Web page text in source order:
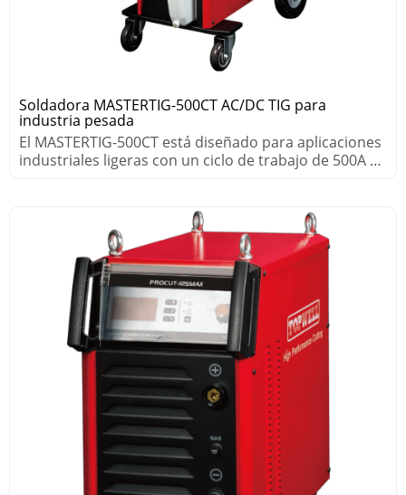
Soldadora MASTERTIG-500CT AC/DC TIG para
industria pesada
El MASTERTIG-500CT está diseñado para aplicaciones
industriales ligeras con un ciclo de trabajo de 500A al